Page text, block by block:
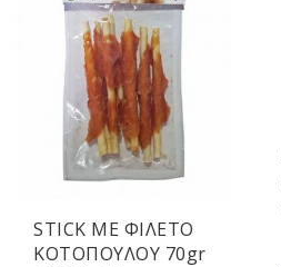
STICK ΜΕ ΦΙΛΕΤΟ
ΚΟΤΟΠΟΥΛΟΥ 70gr